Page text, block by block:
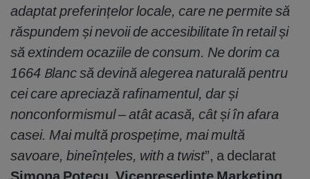
adaptat preferințelor locale, care ne permite să
răspundem și nevoii de accesibilitate în retail și
să extindem ocaziile de consum. Ne dorim ca
1664 Blanc să devină alegerea naturală pentru
cei care apreciază rafinamentul, dar și
nonconformismul – atât acasă, cât și în afara
casei. Mai multă prospețime, mai multă
savoare, bineînțeles, with a twist”, a declarat